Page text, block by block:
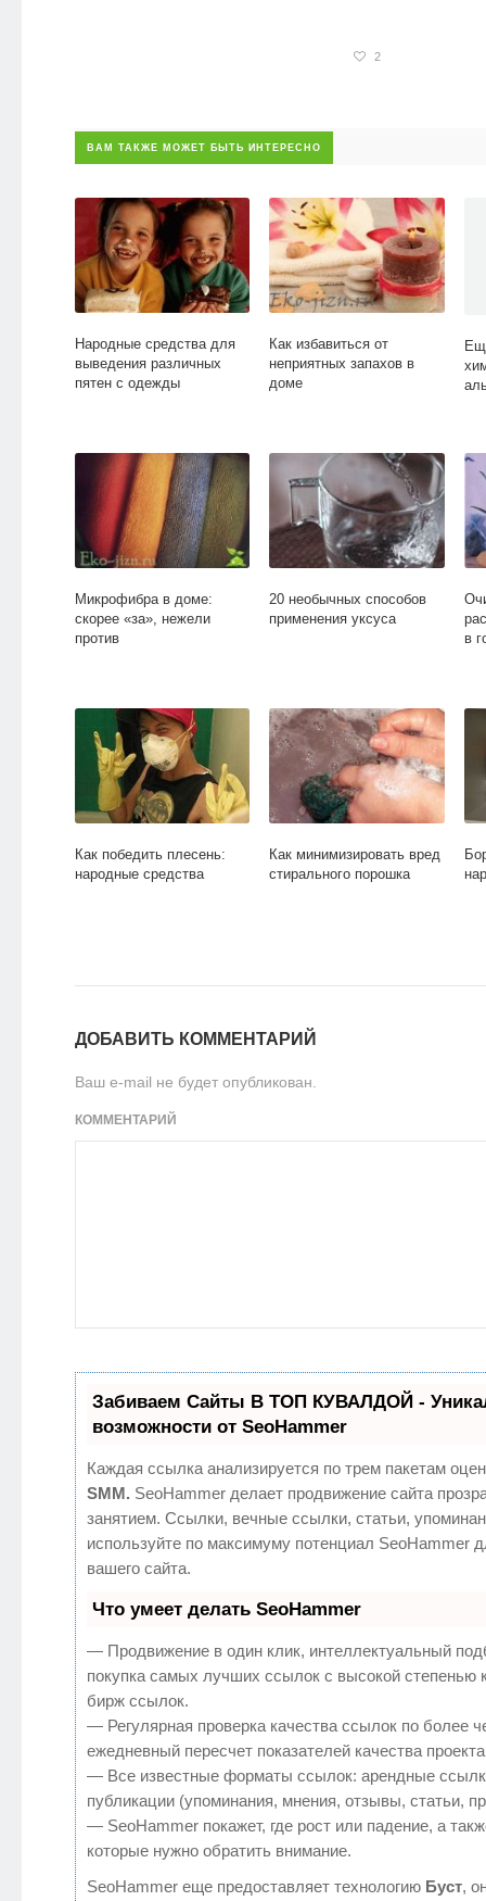
2
ВАМ ТАКЖЕ МОЖЕТ БЫТЬ ИНТЕРЕСНО
Народные средства для
выведения различных
пятен с одежды
Как избавиться от
неприятных запахов в
доме
Микрофибра в доме:
скорее «за», нежели
против
20 необычных способов
применения уксуса
в
Как победить плесень:
народные средства
Как минимизировать вред
стирального порошка
ДОБАВИТЬ КОММЕНТАРИЙ
Ваш e-mail не будет опубликован.
КОММЕНТАРИЙ
Забиваем Сайты В ТОП КУВАЛДОЙ -
возможности от SeoHammer
Каждая ссылка анализируется по трем пакетам
SMM. SeoHammer делает продвижение сайта
занятием. Ссылки, вечные ссылки, статьи,
используйте по максимуму потенциал SeoHammer
вашего сайта.
Что умеет делать SeoHammer
— Продвижение в один клик, интеллектуальный
покупка самых лучших ссылок с высокой степенью
бирж ссылок.
— Регулярная проверка качества ссылок по более
ежедневный пересчет показателей качества
— Все известные форматы ссылок: арендные
публикации (упоминания, мнения, отзывы, статьи,
— SeoHammer покажет, где рост или падение, а
которые нужно обратить внимание.
SeoHammer еще предоставляет технологию Буст,